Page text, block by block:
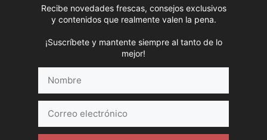
Recibe novedades frescas, consejos exclusivos
y contenidos que realmente valen la pena.
¡Suscríbete y mantente siempre al tanto de lo
mejor!
electrónico